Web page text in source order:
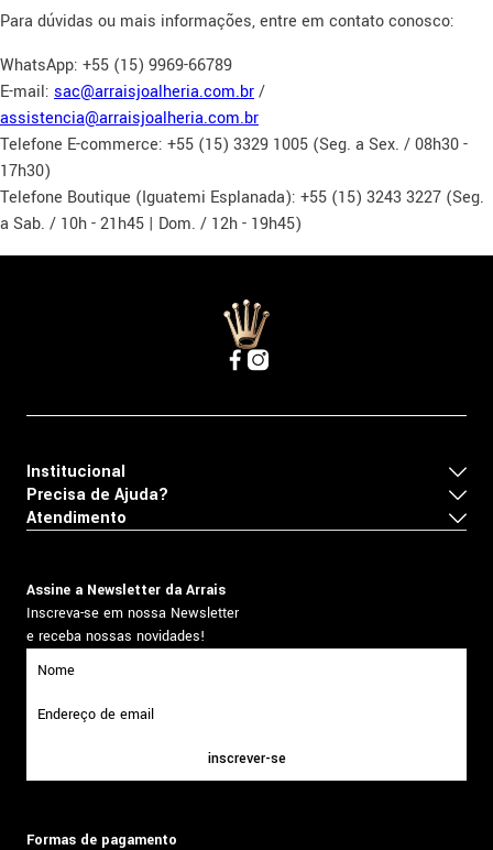
Para dúvidas ou mais informações, entre em contato conosco:
WhatsApp: +55 (15) 9969-66789
E-mail: sac@arraisjoalheria.com.br/
assistencia@arraisjoalheria.com.br
Telefone E-commerce: +55 (15) 3329 1005 (Seg. a Sex. / 08h30 -
17h30)
Telefone Boutique (Iguatemi Esplanada): +55 (15) 3243 3227 (Seg.
a Sab. / 10h - 21h45 | Dom. / 12h - 19h45)
Institucional
Precisa de Ajuda?
Atendimento
Assine a Newsletter da Arrais
Inscreva-se em nossa Newsletter
e receba nossas novidades!
inscrever-se
Formas de pagamento